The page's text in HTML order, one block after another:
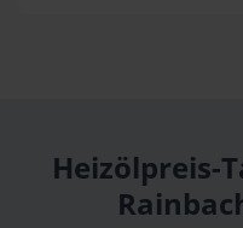
Heizölpreis-